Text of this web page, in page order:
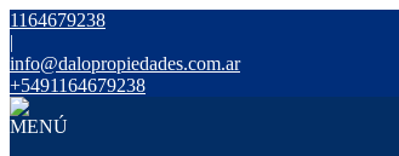
1164679238
|
info@dalopropiedades.com.ar
+5491164679238
MENÚ